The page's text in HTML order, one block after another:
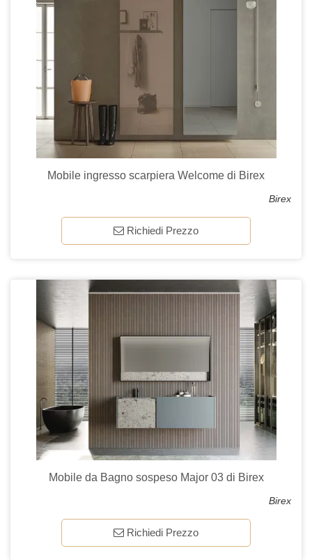
Mobile ingresso scarpiera Welcome di Birex
Birex
Richiedi Prezzo
Mobile da Bagno sospeso Major 03 di Birex
Birex
Richiedi Prezzo